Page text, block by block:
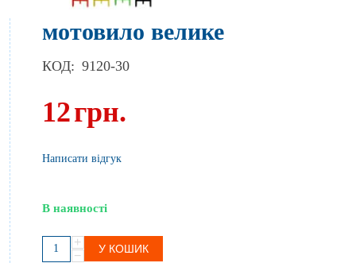
мотовило велике
КОД: 9120-30
12грн.
Написати відгук
В наявності
+
−
У КОШИК